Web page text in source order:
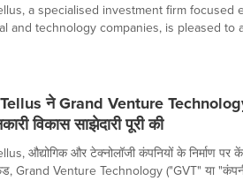
a specialised investment firm focused
and technology companies, is pleased to
ने Grand Venture
विकास साझेदारी पूरी की
औद्योगिक और टेक्नोलॉजी कंपनियों के निर्माण पर
Grand Venture Technology ("GVT" या